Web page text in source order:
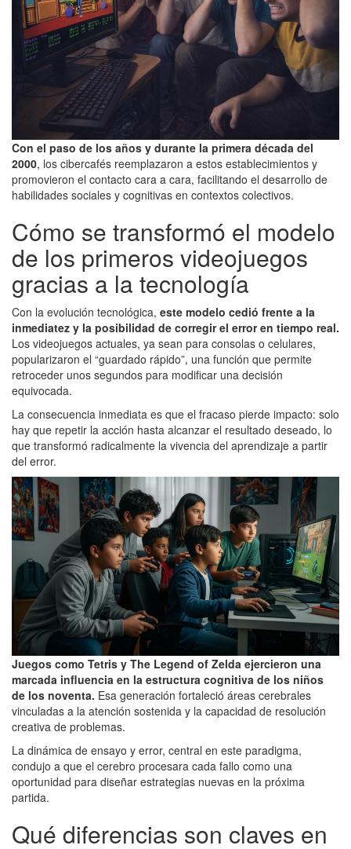
Con el paso de los años y durante la primera década del
2000, los cibercafés reemplazaron a estos establecimientos y
promovieron el contacto cara a cara, facilitando el desarrollo de
habilidades sociales y cognitivas en contextos colectivos.
Cómo se transformó el modelo
de los primeros videojuegos
gracias a la tecnología
Con la evolución tecnológica, este modelo cedió frente a la
inmediatez y la posibilidad de corregir el error en tiempo real.
Los videojuegos actuales, ya sean para consolas o celulares,
popularizaron el “guardado rápido”, una función que permite
retroceder unos segundos para modificar una decisión
equivocada.
La consecuencia inmediata es que el fracaso pierde impacto: solo
hay que repetir la acción hasta alcanzar el resultado deseado, lo
que transformó radicalmente la vivencia del aprendizaje a partir
del error.
Juegos como Tetris y The Legend of Zelda ejercieron una
marcada influencia en la estructura cognitiva de los niños
de los noventa. Esa generación fortaleció áreas cerebrales
vinculadas a la atención sostenida y la capacidad de resolución
creativa de problemas.
La dinámica de ensayo y error, central en este paradigma,
condujo a que el cerebro procesara cada fallo como una
oportunidad para diseñar estrategias nuevas en la próxima
partida.
Qué diferencias son claves en